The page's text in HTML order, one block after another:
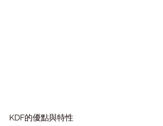
KDF的優點與特性